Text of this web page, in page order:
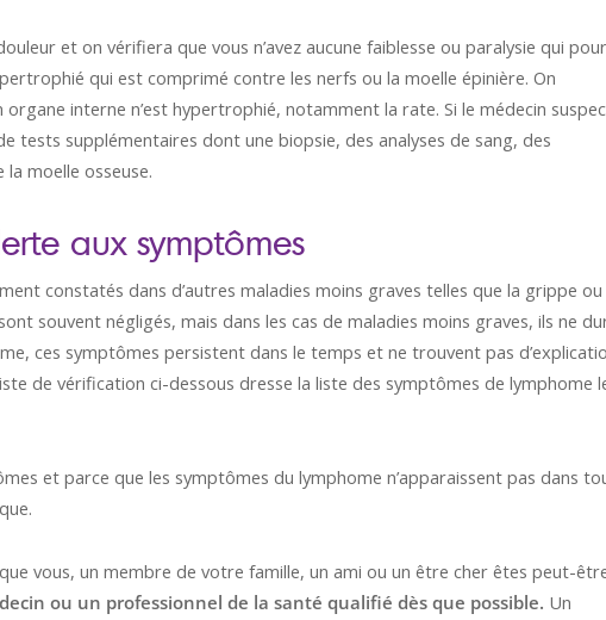
et on vérifiera que vous n’avez aucune faiblesse ou paralysie qui
qui est comprimé contre les nerfs ou la moelle épinière. On
interne n’est hypertrophié, notamment la rate. Si le médecin
tests supplémentaires dont une biopsie, des analyses de sang, des
moelle osseuse.
aux symptômes
constatés dans d’autres maladies moins graves telles que la grippe ou
souvent négligés, mais dans les cas de maladies moins graves, ils ne
ces symptômes persistent dans le temps et ne trouvent pas
de vérification ci-dessous dresse la liste des symptômes de lymphome
et parce que les symptômes du lymphome n’apparaissent pas dans
vous, un membre de votre famille, un ami ou un être cher êtes peut-
ou un professionnel de la santé qualifié dès que possible. Un